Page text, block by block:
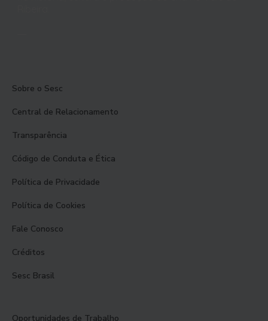
Sobre o Sesc
Central de Relacionamento
Transparência
Código de Conduta e Ética
Política de Privacidade
Política de Cookies
Fale Conosco
Créditos
Sesc Brasil
Oportunidades de Trabalho